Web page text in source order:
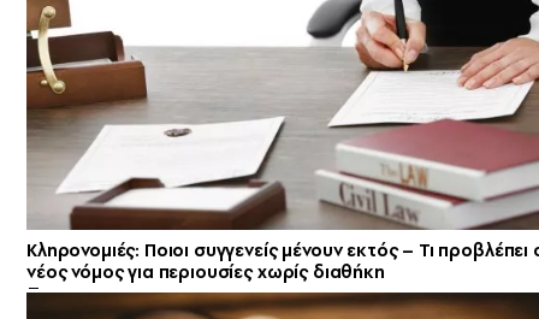
Κληρονομιές: Ποιοι συγγενείς μένουν εκτός – Τι προβλέπει
νέος νόμος για περιουσίες χωρίς διαθήκη